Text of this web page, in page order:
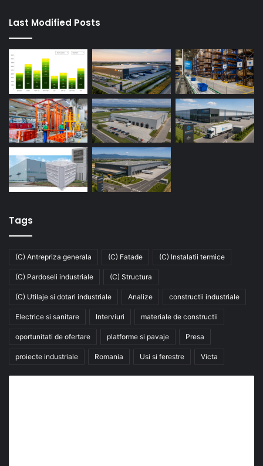
Last Modified Posts
Tags
(C) Antrepriza generala (C) Fatade (C) Instalatii termice
(C) Pardoseli industriale (C) Structura
(C) Utilaje si dotari industriale Analize constructii industriale
Electrice si sanitare Interviuri materiale de constructii
oportunitati de ofertare platforme si pavaje Presa
proiecte industriale Romania Usi si ferestre Victa